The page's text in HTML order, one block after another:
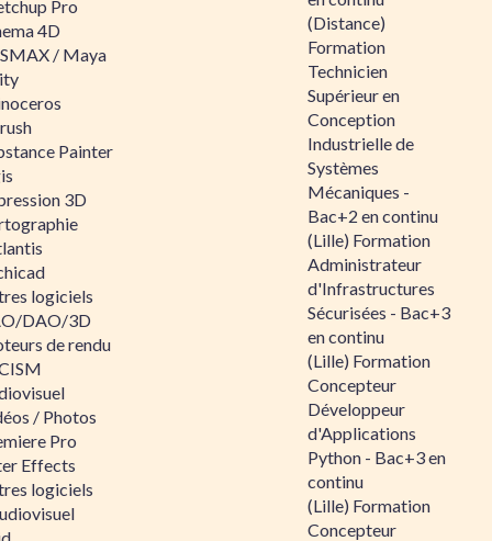
Pro
4D
/ Maya
Painter
3D
logiciels
DAO/3D
de rendu
/ Photos
Pro
Effects
logiciels
(Distance)
Formation
Technicien
Supérieur en
Conception
Industrielle de
Systèmes
Mécaniques -
Bac+2 en continu
(Lille) Formation
Administrateur
d'Infrastructures
Sécurisées - Bac+3
en continu
(Lille) Formation
Concepteur
Développeur
d'Applications
Python - Bac+3 en
continu
(Lille) Formation
Concepteur